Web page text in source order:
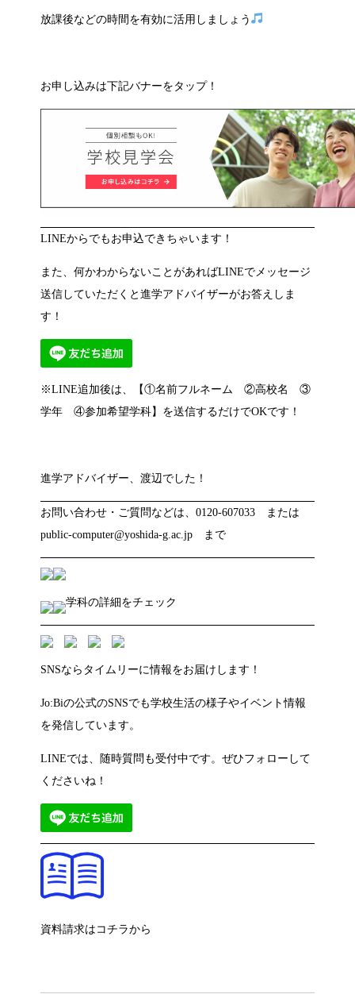
放課後などの時間を有効に活用しましょう
お申し込みは下記バナーをタップ！
LINEからでもお申込できちゃいます！
また、何かわからないことがあればLINEでメッセージ
送信していただくと進学アドバイザーがお答えしま
す！
※LINE追加後は、【①名前フルネーム ②高校名 ③
学年 ④参加希望学科】を送信するだけでOKです！
進学アドバイザー、渡辺でした！
お問い合わせ・ご質問などは、0120-607033 または
public-computer@yoshida-g.ac.jp まで
学科の詳細をチェック
SNSならタイムリーに情報をお届けします！
Jo:Biの公式のSNSでも学校生活の様子やイベント情報
を発信しています。
LINEでは、随時質問も受付中です。ぜひフォローして
くださいね！
資料請求はコチラから